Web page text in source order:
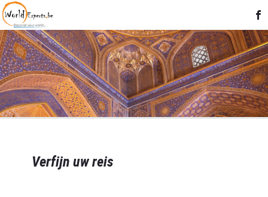
Verfijn uw reis